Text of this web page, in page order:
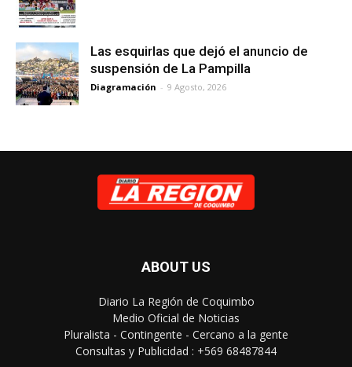
Las esquirlas que dejó el anuncio de
suspensión de La Pampilla
Diagramación - 9 Agosto, 2026
ABOUT US
Diario La Región de Coquimbo
Medio Oficial de Noticias
Pluralista - Contingente - Cercano a la gente
Consultas y Publicidad : +569 68487844